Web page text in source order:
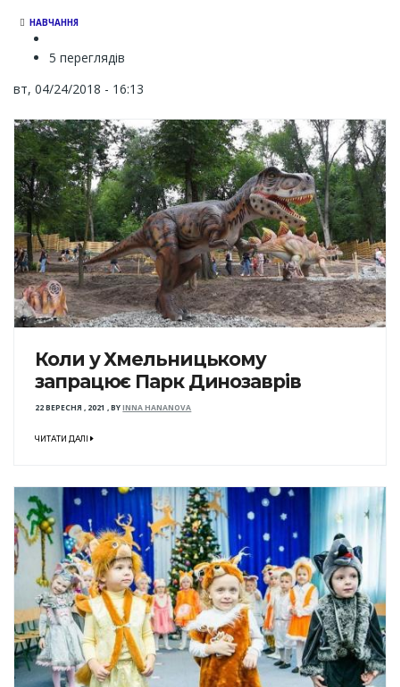
НАВЧАННЯ
5 переглядів
вт, 04/24/2018 - 16:13
Коли у Хмельницькому
запрацює Парк Динозаврів
22 ВЕРЕСНЯ , 2021 ,BYINNA HANANOVA
ЧИТАТИ ДАЛІ